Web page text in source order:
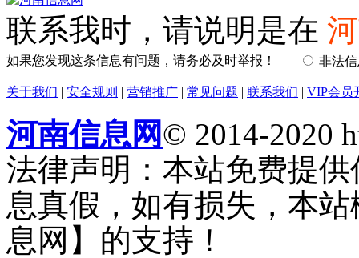
联系我时，请说明是在
如果您发现这条信息有问题，请务必及时举报！ 非法
关于我们 | 安全规则 | 营销推广 | 常见问题 | 联系我们 | VIP会员
河南信息网© 2014-2020
法律声明：本站免费提
息真假，如有损失，本
息网】的支持！